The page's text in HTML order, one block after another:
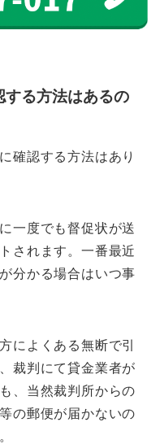
する方法はあるの
確認する方法はあり
一度でも督促状が送
されます。一番最近
分かる場合はいつ事
によくある無断で引
裁判にて貸金業者が
、当然裁判所からの
の郵便が届かないの